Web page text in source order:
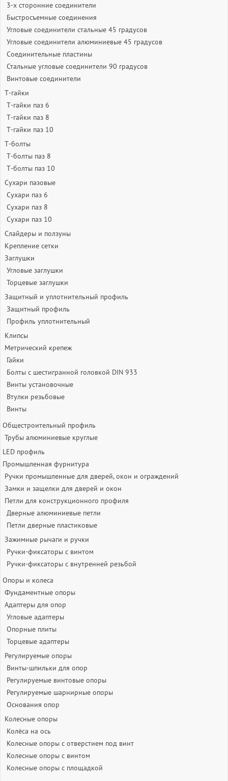
3-х сторонние соединители
Быстросъемные соединения
Угловые соединители стальные 45 градусов
Угловые соединители алюминиевые 45 градусов
Соединительные пластины
Стальные угловые соединители 90 градусов
Винтовые соединители
Т-гайки
Т-гайки паз 6
Т-гайки паз 8
Т-гайки паз 10
Т-болты
Т-болты паз 8
Т-болты паз 10
Сухари пазовые
Сухари паз 6
Сухари паз 8
Сухари паз 10
Слайдеры и ползуны
Крепление сетки
Заглушки
Угловые заглушки
Торцевые заглушки
Защитный и уплотнительный профиль
Защитный профиль
Профиль уплотнительный
Клипсы
Метрический крепеж
Гайки
Болты с шестигранной головкой DIN 933
Винты установочные
Втулки резьбовые
Винты
Общестроительный профиль
Трубы алюминиевые круглые
LED профиль
Промышленная фурнитура
Ручки промышленные для дверей, окон и ограждений
Замки и защелки для дверей и окон
Петли для конструкционного профиля
Дверные алюминиевые петли
Петли дверные пластиковые
Зажимные рычаги и ручки
Ручки-фиксаторы c винтом
Ручки-фиксаторы c внутренней резьбой
Опоры и колеса
Фундаментные опоры
Адаптеры для опор
Угловые адаптеры
Опорные плиты
Торцевые адаптеры
Регулируемые опоры
Винты-шпильки для опор
Регулируемые винтовые опоры
Регулируемые шарнирные опоры
Основания опор
Колесные опоры
Колёса на ось
Колесные опоры с отверстием под винт
Колесные опоры с винтом
Колесные опоры с площадкой